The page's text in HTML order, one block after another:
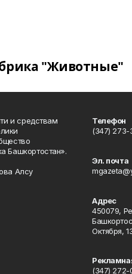
"Животные"
и средствам
Башкортостан».
Алсу
Телефон
(347) 273-
Эл. почта
Адрес
450079,
Октября,
(347) 272-